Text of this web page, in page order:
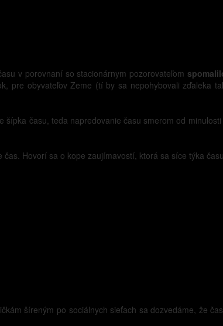
v porovnaní so stacionárnym pozorovateľom
pre obyvateľov Zeme (tí by sa nepohybovali zďaleka
času, teda napredovanie času smerom od
Hovorí sa o kope zaujímavostí, ktorá sa síce týka
šíreným po sociálnych sieťach sa dozvedáme, že